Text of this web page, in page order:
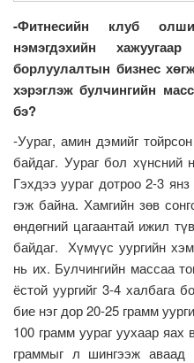
-Фитнесийн клуб
нэмэгдэхийн
борлуулалтын бизнес
хэрэглэж булчингийн
бэ?
-Уураг, амин дэмийг
байдаг. Уураг бол хүнсний
Гэхдээ уураг дотроо 2-3
гэж байна. Хамгийн зөв
өндөгний цагаантай ижил
байдаг. Хүмүүс уургийн
нь их. Булчингийн массаа
ёстой уургийг 3-4 халбага
бие нэг дор 20-25 грамм
100 грамм уураг уухаар яах
граммыг л шингээж аваад